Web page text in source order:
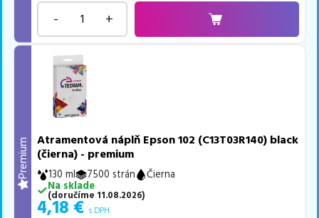
- +
Premium
Atramentová náplň Epson 102 (C13T03R140) black
(čierna) - premium
130 ml 7500 strán
Čierna
Na sklade
(doručíme 11.08.2026)
4,18 € s DPH